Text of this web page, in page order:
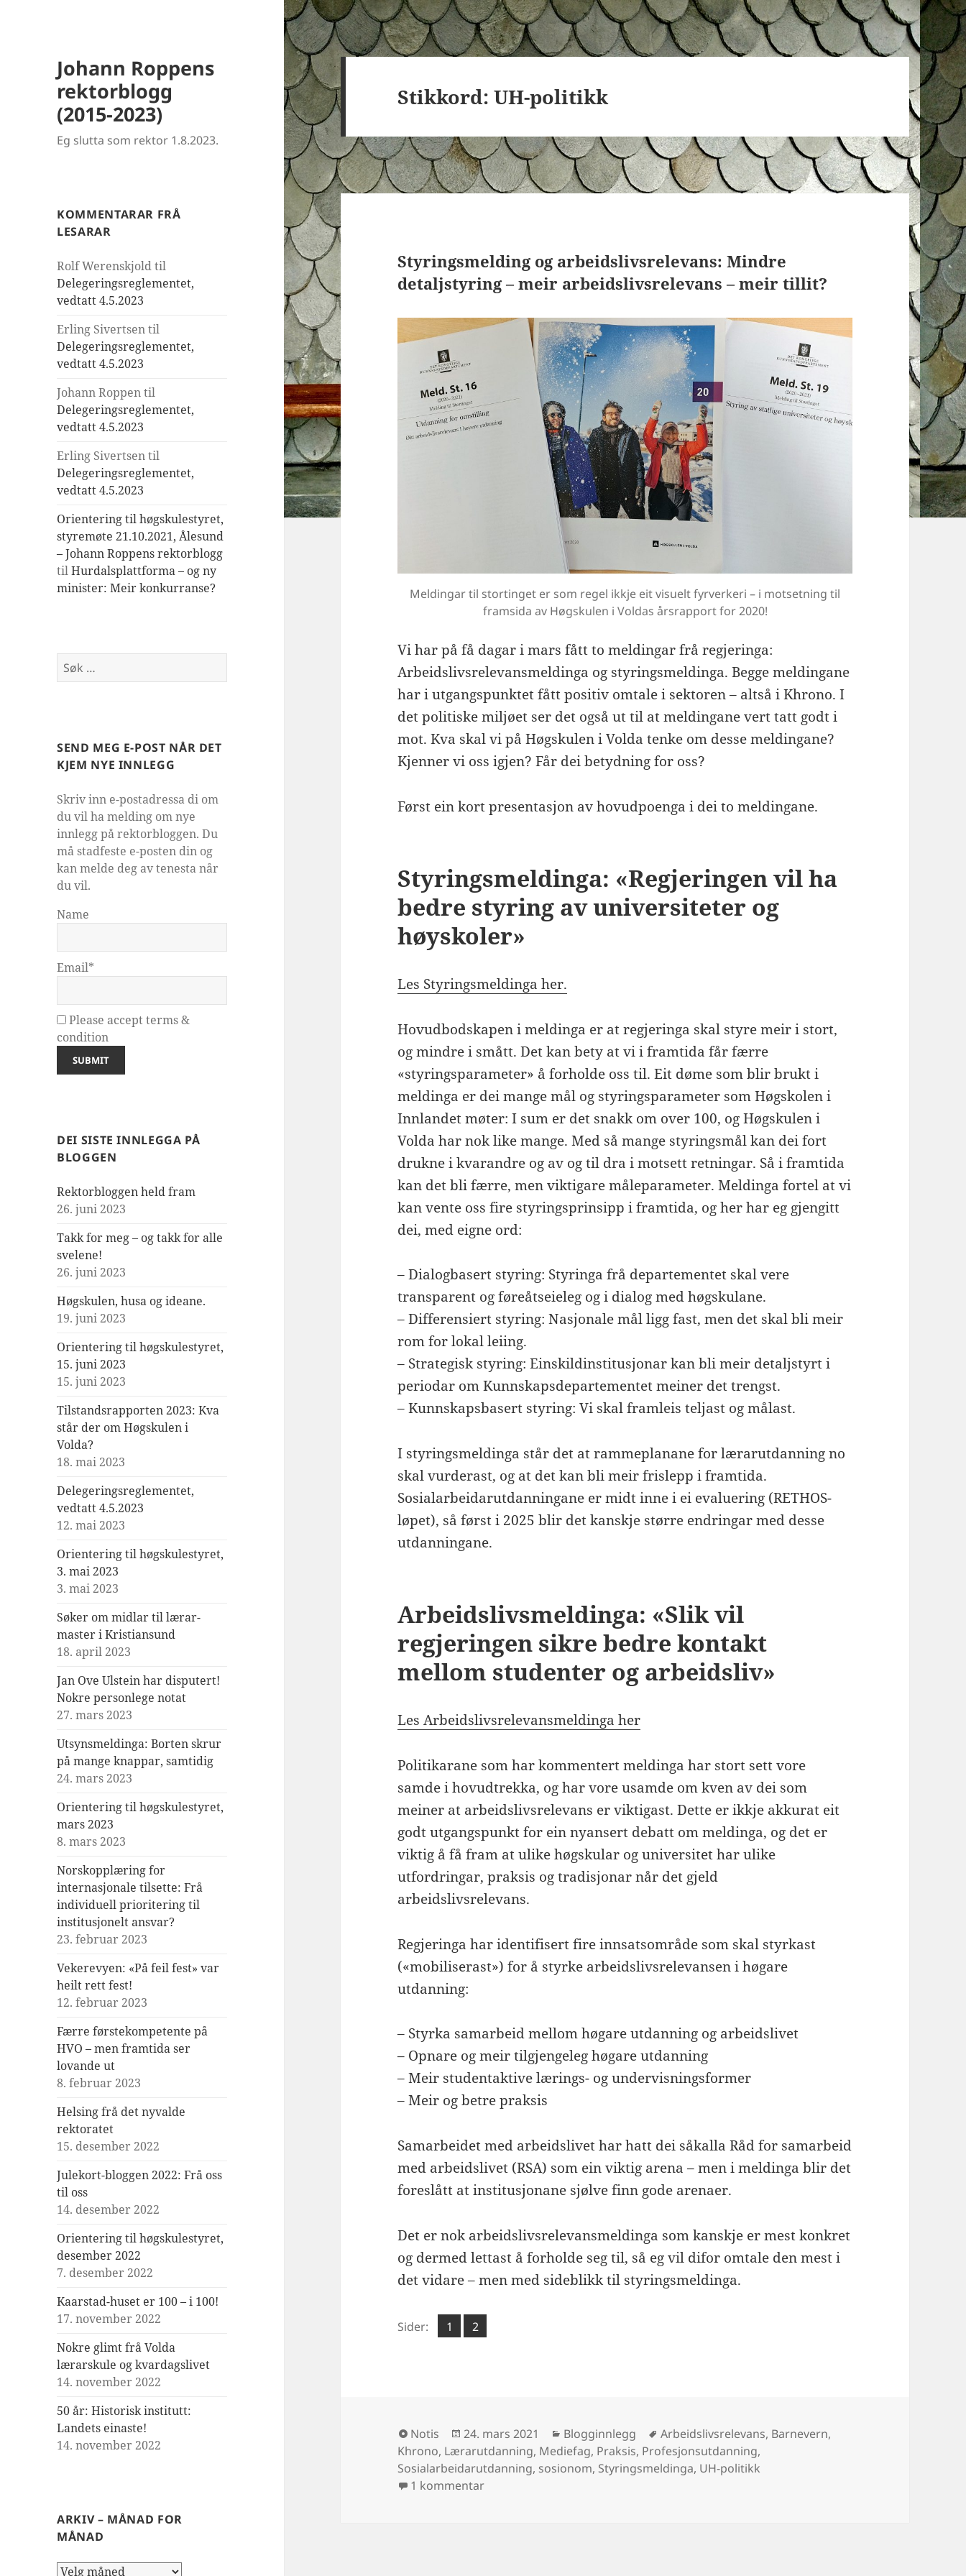
Johann Roppens
rektorblogg
(2015-2023)
Eg slutta som rektor 1.8.2023.
KOMMENTARAR FRÅ
LESARAR
Rolf Werenskjoldtil
Delegeringsreglementet,
vedtatt 4.5.2023
Erling Sivertsentil
Delegeringsreglementet,
vedtatt 4.5.2023
Johann Roppentil
Delegeringsreglementet,
vedtatt 4.5.2023
Erling Sivertsentil
Delegeringsreglementet,
vedtatt 4.5.2023
Orientering til høgskulestyret,
styremøte 21.10.2021, Ålesund
– Johann Roppens rektorblogg
tilHurdalsplattforma – og ny
minister: Meir konkurranse?
Søk
etter:
SEND MEG E-POST NÅR DET
KJEM NYE INNLEGG
Skriv inn e-postadressa di om
du vil ha melding om nye
innlegg på rektorbloggen. Du
må stadfeste e-posten din og
kan melde deg av tenesta når
du vil.
Name
Email*
Please accept terms &
condition
DEI SISTE INNLEGGA PÅ
BLOGGEN
Rektorbloggen held fram
26. juni 2023
Takk for meg – og takk for alle
svelene!
26. juni 2023
Høgskulen, husa og ideane.
19. juni 2023
Orientering til høgskulestyret,
15. juni 2023
15. juni 2023
Tilstandsrapporten 2023: Kva
står der om Høgskulen i
Volda?
18. mai 2023
Delegeringsreglementet,
vedtatt 4.5.2023
12. mai 2023
Orientering til høgskulestyret,
3. mai 2023
3. mai 2023
Søker om midlar til lærar-
master i Kristiansund
18. april 2023
Jan Ove Ulstein har disputert!
Nokre personlege notat
27. mars 2023
Utsynsmeldinga: Borten skrur
på mange knappar, samtidig
24. mars 2023
Orientering til høgskulestyret,
mars 2023
8. mars 2023
Norskopplæring for
internasjonale tilsette: Frå
individuell prioritering til
institusjonelt ansvar?
23. februar 2023
Vekerevyen: «På feil fest» var
heilt rett fest!
12. februar 2023
Færre førstekompetente på
HVO – men framtida ser
lovande ut
8. februar 2023
Helsing frå det nyvalde
rektoratet
15. desember 2022
Julekort-bloggen 2022: Frå oss
til oss
14. desember 2022
Orientering til høgskulestyret,
desember 2022
7. desember 2022
Kaarstad-huset er 100 – i 100!
17. november 2022
Nokre glimt frå Volda
lærarskule og kvardagslivet
14. november 2022
50 år: Historisk institutt:
Landets einaste!
14. november 2022
ARKIV – MÅNAD FOR
MÅNAD
Arkiv
Stikkord:UH-politikk
Styringsmelding og arbeidslivsrelevans: Mindre
detaljstyring – meir arbeidslivsrelevans – meir tillit?
Meldingar til stortinget er som regel ikkje eit visuelt fyrverkeri – i motsetning til
framsida av Høgskulen i Voldas årsrapport for 2020!
Vi har på få dagar i mars fått to meldingar frå regjeringa:
Arbeidslivsrelevansmeldinga og styringsmeldinga. Begge meldingane
har i utgangspunktet fått positiv omtale i sektoren – altså i Khrono. I
det politiske miljøet ser det også ut til at meldingane vert tatt godt i
mot. Kva skal vi på Høgskulen i Volda tenke om desse meldingane?
Kjenner vi oss igjen? Får dei betydning for oss?
Først ein kort presentasjon av hovudpoenga i dei to meldingane.
Styringsmeldinga: «Regjeringen vil ha
bedre styring av universiteter og
høyskoler»
Les Styringsmeldinga her.
Hovudbodskapen i meldinga er at regjeringa skal styre meir i stort,
og mindre i smått. Det kan bety at vi i framtida får færre
«styringsparameter» å forholde oss til. Eit døme som blir brukt i
meldinga er dei mange mål og styringsparameter som Høgskolen i
Innlandet møter: I sum er det snakk om over 100, og Høgskulen i
Volda har nok like mange. Med så mange styringsmål kan dei fort
drukne i kvarandre og av og til dra i motsett retningar. Så i framtida
kan det bli færre, men viktigare måleparameter. Meldinga fortel at vi
kan vente oss fire styringsprinsipp i framtida, og her har eg gjengitt
dei, med eigne ord:
– Dialogbasert styring: Styringa frå departementet skal vere
transparent og føreåtseieleg og i dialog med høgskulane.
– Differensiert styring: Nasjonale mål ligg fast, men det skal bli meir
rom for lokal leiing.
– Strategisk styring: Einskildinstitusjonar kan bli meir detaljstyrt i
periodar om Kunnskapsdepartementet meiner det trengst.
– Kunnskapsbasert styring: Vi skal framleis teljast og målast.
I styringsmeldinga står det at rammeplanane for lærarutdanning no
skal vurderast, og at det kan bli meir frislepp i framtida.
Sosialarbeidarutdanningane er midt inne i ei evaluering (RETHOS-
løpet), så først i 2025 blir det kanskje større endringar med desse
utdanningane.
Arbeidslivsmeldinga: «Slik vil
regjeringen sikre bedre kontakt
mellom studenter og arbeidsliv»
Les Arbeidslivsrelevansmeldinga her
Politikarane som har kommentert meldinga har stort sett vore
samde i hovudtrekka, og har vore usamde om kven av dei som
meiner at arbeidslivsrelevans er viktigast. Dette er ikkje akkurat eit
godt utgangspunkt for ein nyansert debatt om meldinga, og det er
viktig å få fram at ulike høgskular og universitet har ulike
utfordringar, praksis og tradisjonar når det gjeld
arbeidslivsrelevans.
Regjeringa har identifisert fire innsatsområde som skal styrkast
(«mobiliserast») for å styrke arbeidslivsrelevansen i høgare
utdanning:
– Styrka samarbeid mellom høgare utdanning og arbeidslivet
– Opnare og meir tilgjengeleg høgare utdanning
– Meir studentaktive lærings- og undervisningsformer
– Meir og betre praksis
Samarbeidet med arbeidslivet har hatt dei såkalla Råd for samarbeid
med arbeidslivet (RSA) som ein viktig arena – men i meldinga blir det
foreslått at institusjonane sjølve finn gode arenaer.
Det er nok arbeidslivsrelevansmeldinga som kanskje er mest konkret
og dermed lettast å forholde seg til, så eg vil difor omtale den mest i
det vidare – men med sideblikk til styringsmeldinga.
Sider: Side
1 ,
Side
2
Format
Notis Publisert
24. mars 2021 Kategorier
Blogginnlegg Stikkord
Arbeidslivsrelevans, Barnevern,
Khrono, Lærarutdanning, Mediefag, Praksis, Profesjonsutdanning,
Sosialarbeidarutdanning, sosionom, Styringsmeldinga, UH-politikk
1 kommentartil Styringsmelding og arbeidslivsrelevans: Mindre detaljstyring – meir